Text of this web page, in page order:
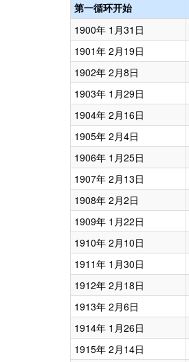
第一循环开始
1900年 1月31日
1901年 2月19日
1902年 2月8日
1903年 1月29日
1904年 2月16日
1905年 2月4日
1906年 1月25日
1907年 2月13日
1908年 2月2日
1909年 1月22日
1910年 2月10日
1911年 1月30日
1912年 2月18日
1913年 2月6日
1914年 1月26日
1915年 2月14日